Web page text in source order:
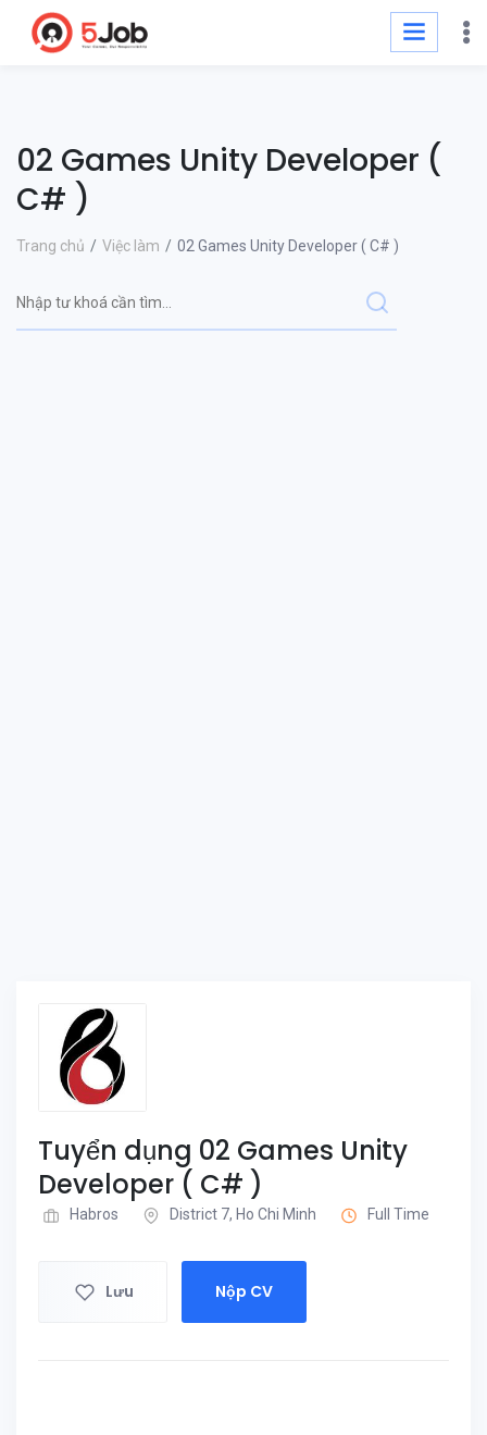
02 Games Unity Developer (
C# )
Trang chủ Việc làm 02 Games Unity Developer ( C# )
Tuyển dụng 02 Games Unity
Developer ( C# )
Habros District 7, Ho Chi Minh Full Time
Lưu Nộp CV